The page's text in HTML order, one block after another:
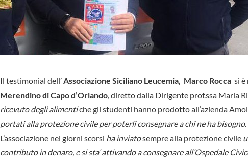
Il testimonial dell’Associazione Siciliano Leucemia, Marco Rocca si è
Merendino di Capo d’Orlando, diretto dalla Dirigente prof.ssa Maria
ricevuto degli alimentiche gli studenti hanno prodotto all’azienda
portati alla protezione civile per poterli consegnare a chi ne ha bisogno.
L’associazione nei giorni scorsi ha inviatosempre alla protezione civile
contributo in denaro, e si sta’ attivando a consegnare all’Ospedale